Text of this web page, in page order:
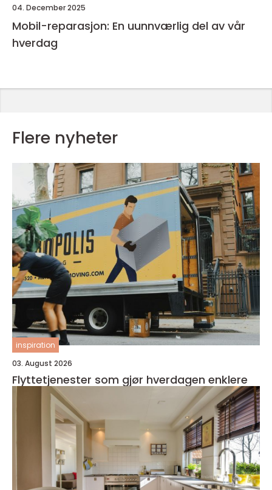
04. December 2025
Mobil-reparasjon: En uunnværlig del av vår
hverdag
Flere nyheter
inspiration
03. August 2026
Flyttetjenester som gjør hverdagen enklere